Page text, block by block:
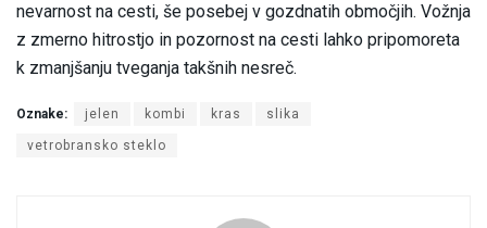
nevarnost na cesti, še posebej v gozdnatih območjih. Vožnja
z zmerno hitrostjo in pozornost na cesti lahko pripomoreta
k zmanjšanju tveganja takšnih nesreč.
Oznake: jelen kombi kras slika
vetrobransko steklo